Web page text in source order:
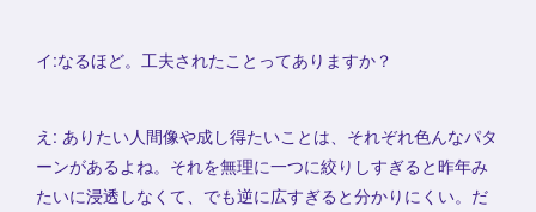
イ:なるほど。工夫されたことってありますか？
え: ありたい人間像や成し得たいことは、それぞれ色んなパタ
ーンがあるよね。それを無理に一つに絞りしすぎると昨年み
たいに浸透しなくて、でも逆に広すぎると分かりにくい。だ